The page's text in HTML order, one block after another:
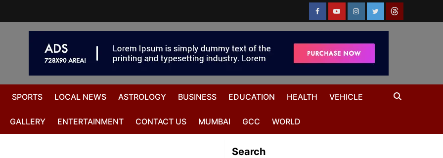
SPORTS LOCAL NEWS ASTROLOGY BUSINESS EDUCATION HEALTH VEHICLE
GALLERY ENTERTAINMENT CONTACT US MUMBAI GCC WORLD
Search